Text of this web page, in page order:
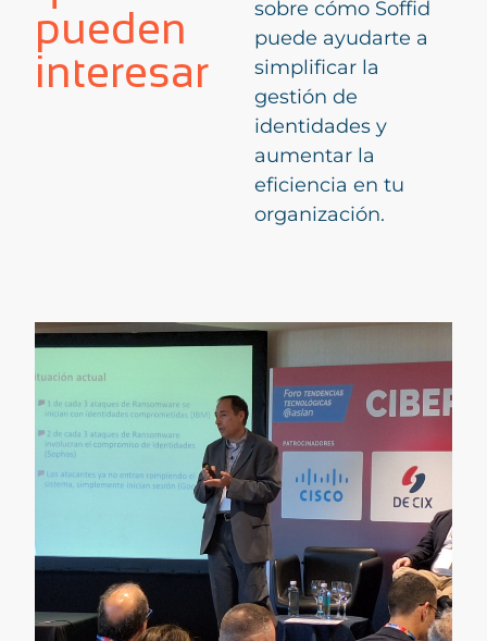
pueden
interesar
sobre cómo Soffid
puede ayudarte a
simplificar la
gestión de
identidades y
aumentar la
eficiencia en tu
organización.